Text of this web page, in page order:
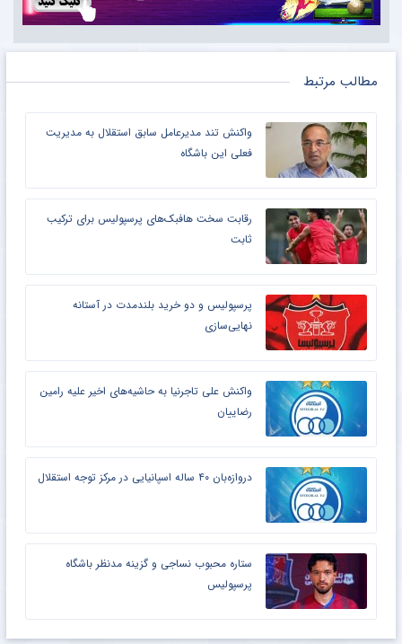
مطالب مرتبط
واکنش تند مدیرعامل سابق استقلال به مدیریت
فعلی این باشگاه
رقابت سخت هافبک‌های پرسپولیس برای ترکیب
ثابت
پرسپولیس و دو خرید بلندمدت در آستانه
نهایی‌سازی
واکنش علی تاجرنیا به حاشیه‌های اخیر علیه رامین
رضاییان
دروازه‌بان ۴۰ ساله اسپانیایی در مرکز توجه استقلال
ستاره محبوب نساجی و گزینه مدنظر باشگاه
پرسپولیس